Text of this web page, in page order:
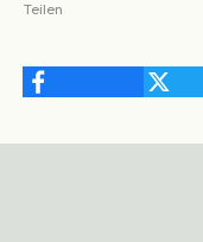
Teilen